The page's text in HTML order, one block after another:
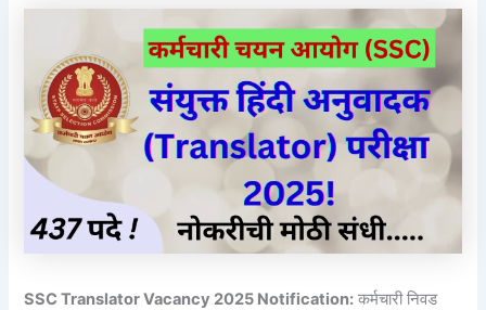
SSC Translator Vacancy 2025 Notification: कर्मचारी निवड